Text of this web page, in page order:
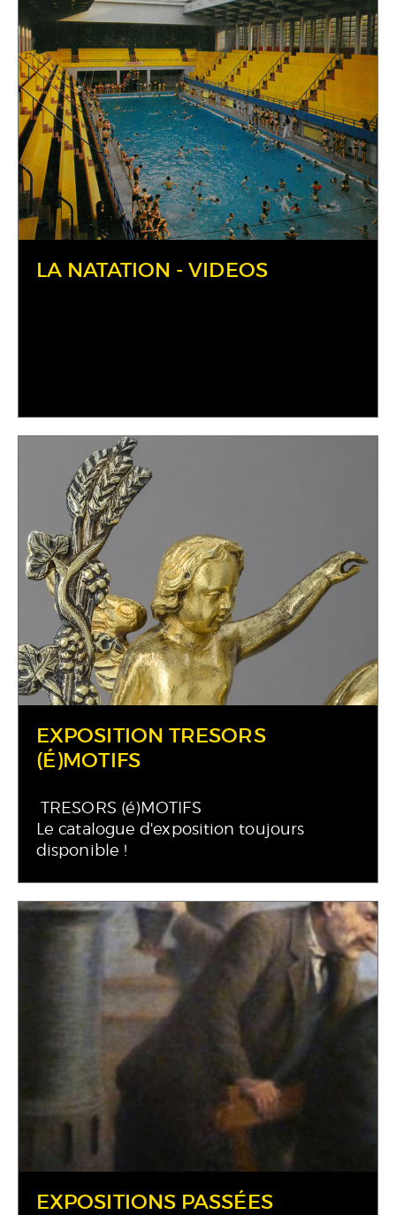
LA NATATION - VIDEOS
EXPOSITION TRESORS
(É)MOTIFS
TRESORS (é)MOTIFS
Le catalogue d'exposition toujours
disponible !
EXPOSITIONS PASSÉES